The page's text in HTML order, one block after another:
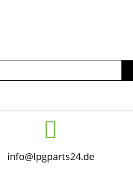
info@lpgparts24.de